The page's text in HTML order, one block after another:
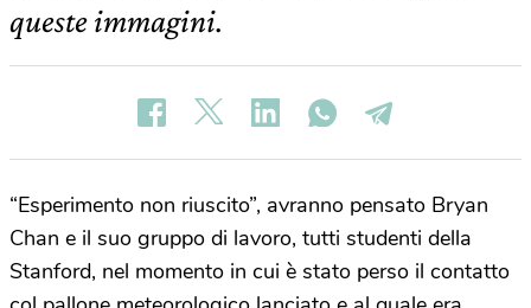
queste immagini.
“Esperimento non riuscito”, avranno pensato Bryan
Chan e il suo gruppo di lavoro, tutti studenti della
Stanford, nel momento in cui è stato perso il contatto